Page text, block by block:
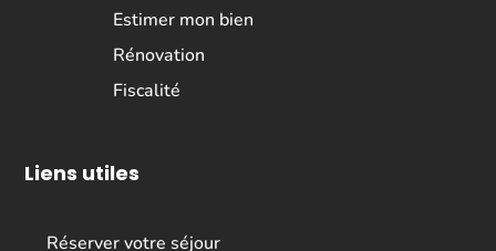
Estimer mon bien
Rénovation
Fiscalité
Liens utiles
Réserver votre séjour